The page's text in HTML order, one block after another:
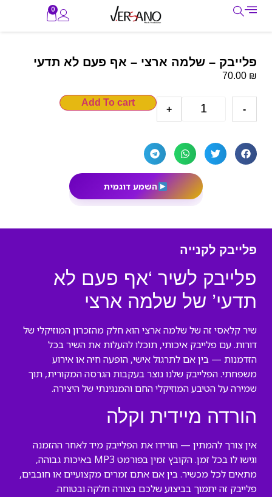
0
פלייבק – שלמה ארצי – אף פעם לא תדעי
70.00 ₪
-
+
Add To cart
השמע דוגמית
פלייבק לקנייה
פלייבק לשיר ‘אף פעם לא
תדעי’ של שלמה ארצי
שיר קלאסי זה של שלמה ארצי הוא חלק מהזכרון המוזיקלי של
דורות. עם פלייבק איכותי, תוכלו להעלות את השיר בכל
הזדמנות — בין אם לתרגול אישי, הופעה חיה או אירוע
משפחתי. הפלייבק שלנו נוצר בעקבות הגרסה המקורית, תוך
שמירה על הטיבע המוזיקלי החם והמנגינתי של היצירה.
הורדה מיידית וקלה
אין צורך להמתין — הורידו את הפלייבק מיד לאחר ההזמנה
וגישו לו בכל זמן. הקובץ זמין בפורמט MP3 באיכות גבוהה,
מתאים לכל מכשיר. בין אם אתם זמרים מקצועיים או חובבים,
פלייבק זה יתמוך בביצוע שלכם בצורה חלקה ובטוחה.